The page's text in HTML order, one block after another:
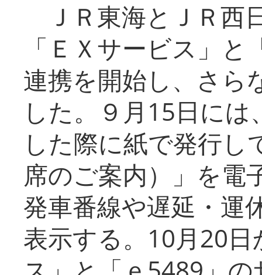
ＪＲ東海とＪＲ西
「ＥＸサービス」
連携を開始し、さら
した。９月15日に
した際に紙で発行し
席のご案内）」を電
発車番線や遅延・運
表示する。10月20